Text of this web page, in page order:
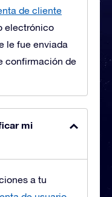
de cliente
electrónico
le fue enviada
confirmación de
mi
a tu